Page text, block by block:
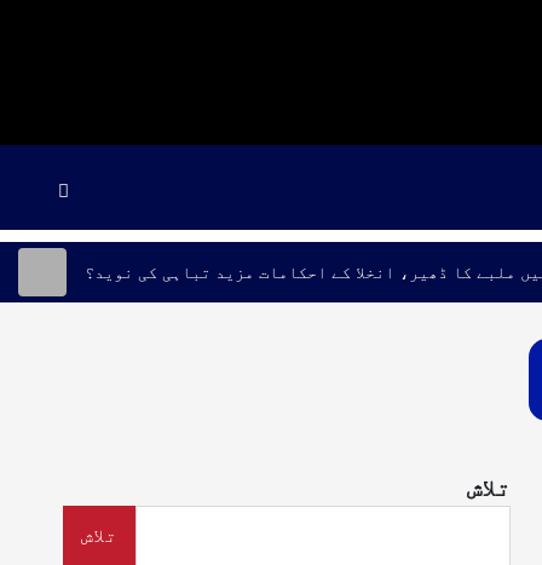
ملبے کا ڈھیر، انخلا کے احکامات مزید تباہی کی نوید؟
تلاش
تلاش